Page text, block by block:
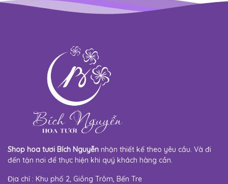
Shop hoa tươi Bích Nguyễn nhận thiết kế theo yêu cầu. Và đi
đến tận nơi để thực hiện khi quý khách hàng cần.
Địa chỉ : Khu phố 2, Giồng Trôm, Bến Tre